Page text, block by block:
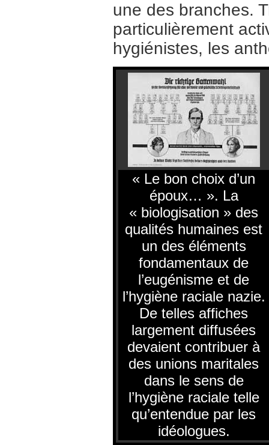
une des branches.
particulièrement
hygiénistes, les
« Le bon choix d’un
époux… ». La
« biologisation » des
qualités humaines est
un des éléments
fondamentaux de
l’eugénisme et de
l’hygiène raciale nazie.
De telles affiches
largement diffusées
devaient contribuer à
des unions maritales
dans le sens de
l’hygiène raciale telle
qu’entendue par les
idéologues.